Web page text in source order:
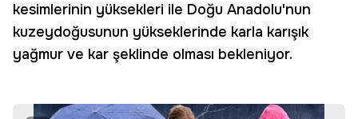
kesimlerinin yüksekleri ile Doğu Anadolu'nun
kuzeydoğusunun yükseklerinde karla karışık
yağmur ve kar şeklinde olması bekleniyor.